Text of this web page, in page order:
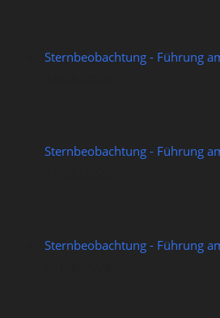
Sternbeobachtung - Führung
Sternbeobachtung - Führung
Sternbeobachtung - Führung